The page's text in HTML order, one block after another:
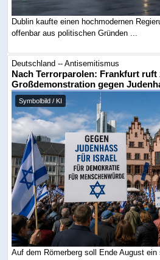
Dublin kaufte einen hochmodernen
offenbar aus politischen Gründen ...
Deutschland -- Antisemitismus
Nach Terrorparolen: Frankfurt ruft
Großdemonstration gegen
Symbolbild / KI
Auf dem Römerberg soll Ende August